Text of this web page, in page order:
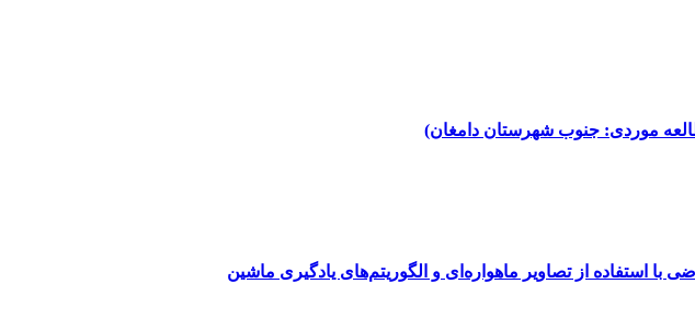
موردی: جنوب شهرستان دامغان)
استفاده از تصاویر ماهواره‌ای و الگوریتم‌های یادگیری ماشین